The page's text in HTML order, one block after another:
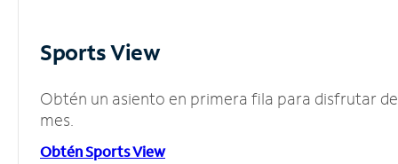
Sports View
Obtén un asiento en primera fila para disfrutar
mes.
Obtén Sports View